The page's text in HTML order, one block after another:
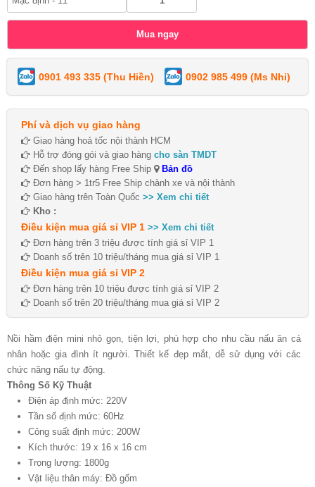
0901 493 335 (Thu Hiền) 0902 985 499 (Ms Nhi)
Phí và dịch vụ giao hàng
Giao hàng hoả tốc nội thành HCM
Hỗ trợ đóng gói và giao hàng cho sàn TMDT
Đến shop lấy hàng Free Ship
Bản đồ
Đơn hàng > 1tr5 Free Ship chành xe và nội thành
Giao hàng trên Toàn Quốc >> Xem chi tiết
Kho :
Điều kiện mua giá sỉ VIP 1 >> Xem chi tiết
Đơn hàng trên 3 triệu được tính giá sỉ VIP 1
Doanh số trên 10 triệu/tháng mua giá sỉ VIP 1
Điều kiện mua giá sỉ VIP 2
Đơn hàng trên 10 triệu được tính giá sỉ VIP 2
Doanh số trên 20 triệu/tháng mua giá sỉ VIP 2
Nồi hầm điện mini nhỏ gọn, tiện lợi, phù hợp cho nhu cầu nấu ăn cá
nhân hoặc gia đình ít người. Thiết kế đẹp mắt, dễ sử dụng với các
chức năng nấu tự động.
Thông Số Kỹ Thuật
Điện áp định mức: 220V
Tần số định mức: 60Hz
Công suất định mức: 200W
Kích thước: 19 x 16 x 16 cm
Trọng lượng: 1800g
Vật liệu thân máy: Đồ gốm